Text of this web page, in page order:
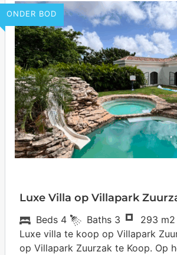
ONDER BOD
Luxe Villa op Villapark
Beds 4 Baths 3
293 m2
Luxe villa te koop op Villapark
op Villapark Zuurzak te Koop. Op